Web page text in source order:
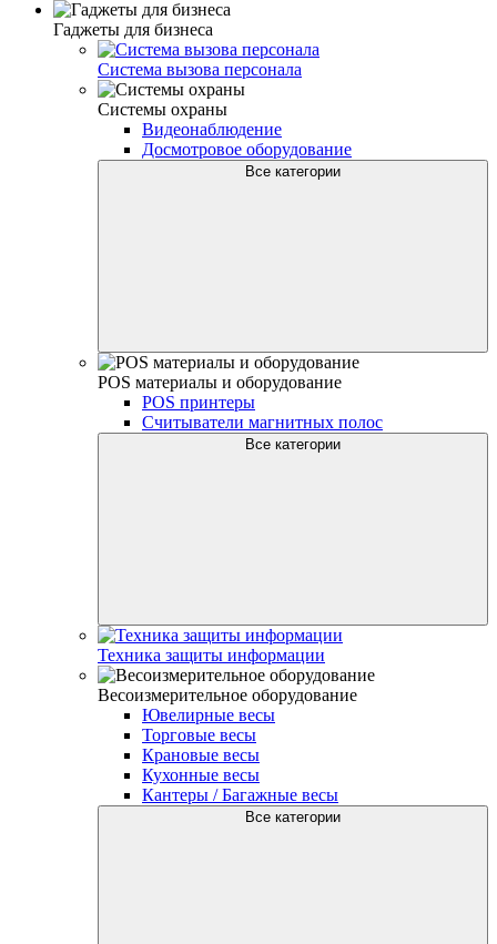
Гаджеты для бизнеса
Система вызова персонала
Системы охраны
Видеонаблюдение
Досмотровое оборудование
Все категории
POS материалы и оборудование
POS принтеры
Считыватели магнитных полос
Все категории
Техника защиты информации
Весоизмерительное оборудование
Ювелирные весы
Торговые весы
Крановые весы
Кухонные весы
Кантеры / Багажные весы
Все категории